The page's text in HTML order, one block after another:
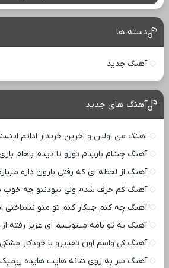
دسته ها
آهنگ جدید
آهنگ های جدید
اهنگ من اولین و اخرین خریدار اداتم
آهنگ چشام باریدم تورو تا دیدم باهام
آهنگ از لحظه ای که رفتی بارون داره
آهنگ کم حرف شدم ولی نبودنتو چه خوب
آهنگ چه کنم چیکار کنم تو منو نشناختی
آهنگ به تو نامه مینویسم ای عزیز رفته
آهنگ کی واسم اون تقدیرو با خودکار
آهنگ سر به روی شانه هایت هایده